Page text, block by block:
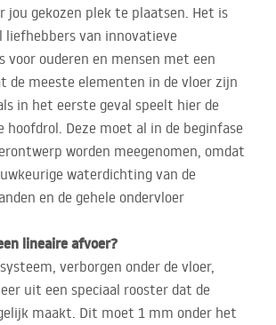
jou gekozen plek te plaatsen. Het is
liefhebbers van innovatieve
voor ouderen en mensen met een
de meeste elementen in de vloer zijn
in het eerste geval speelt hier de
hoofdrol. Deze moet al in de beginfase
worden meegenomen, omdat
waterdichting van de
en de gehele ondervloer
lineaire afvoer?
verborgen onder de vloer,
uit een speciaal rooster dat de
maakt. Dit moet 1 mm onder het